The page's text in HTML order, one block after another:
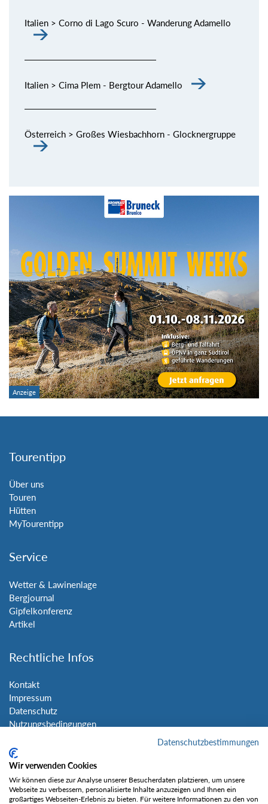
Italien > Corno di Lago Scuro - Wanderung Adamello
Italien > Cima Plem - Bergtour Adamello
Österreich > Großes Wiesbachhorn - Glocknergruppe
Tourentipp
Über uns
Touren
Hütten
MyTourentipp
Service
Wetter & Lawinenlage
Bergjournal
Gipfelkonferenz
Artikel
Rechtliche Infos
Kontakt
Impressum
Datenschutz
Nutzungsbedingungen
Social Media
Datenschutzbestimmungen
Wir verwenden Cookies
Wir können diese zur Analyse unserer Besucherdaten platzieren, um unsere
Webseite zu verbessern, personalisierte Inhalte anzuzeigen und Ihnen ein
großartiges Webseiten-Erlebnis zu bieten. Für weitere Informationen zu den von